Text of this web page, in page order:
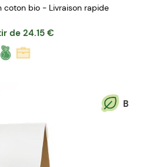
coton bio - Livraison rapide
de 24.15 €
B